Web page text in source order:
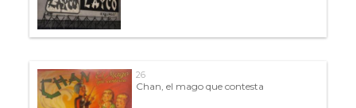
26
Chan, el mago que contesta